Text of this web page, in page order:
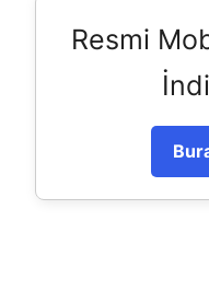
Resmi